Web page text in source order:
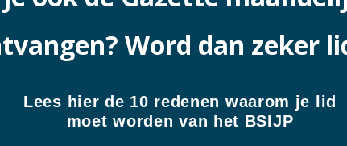
Word dan zeker
Lees hier de 10 redenen waarom je lid
moet worden van het BSIJP